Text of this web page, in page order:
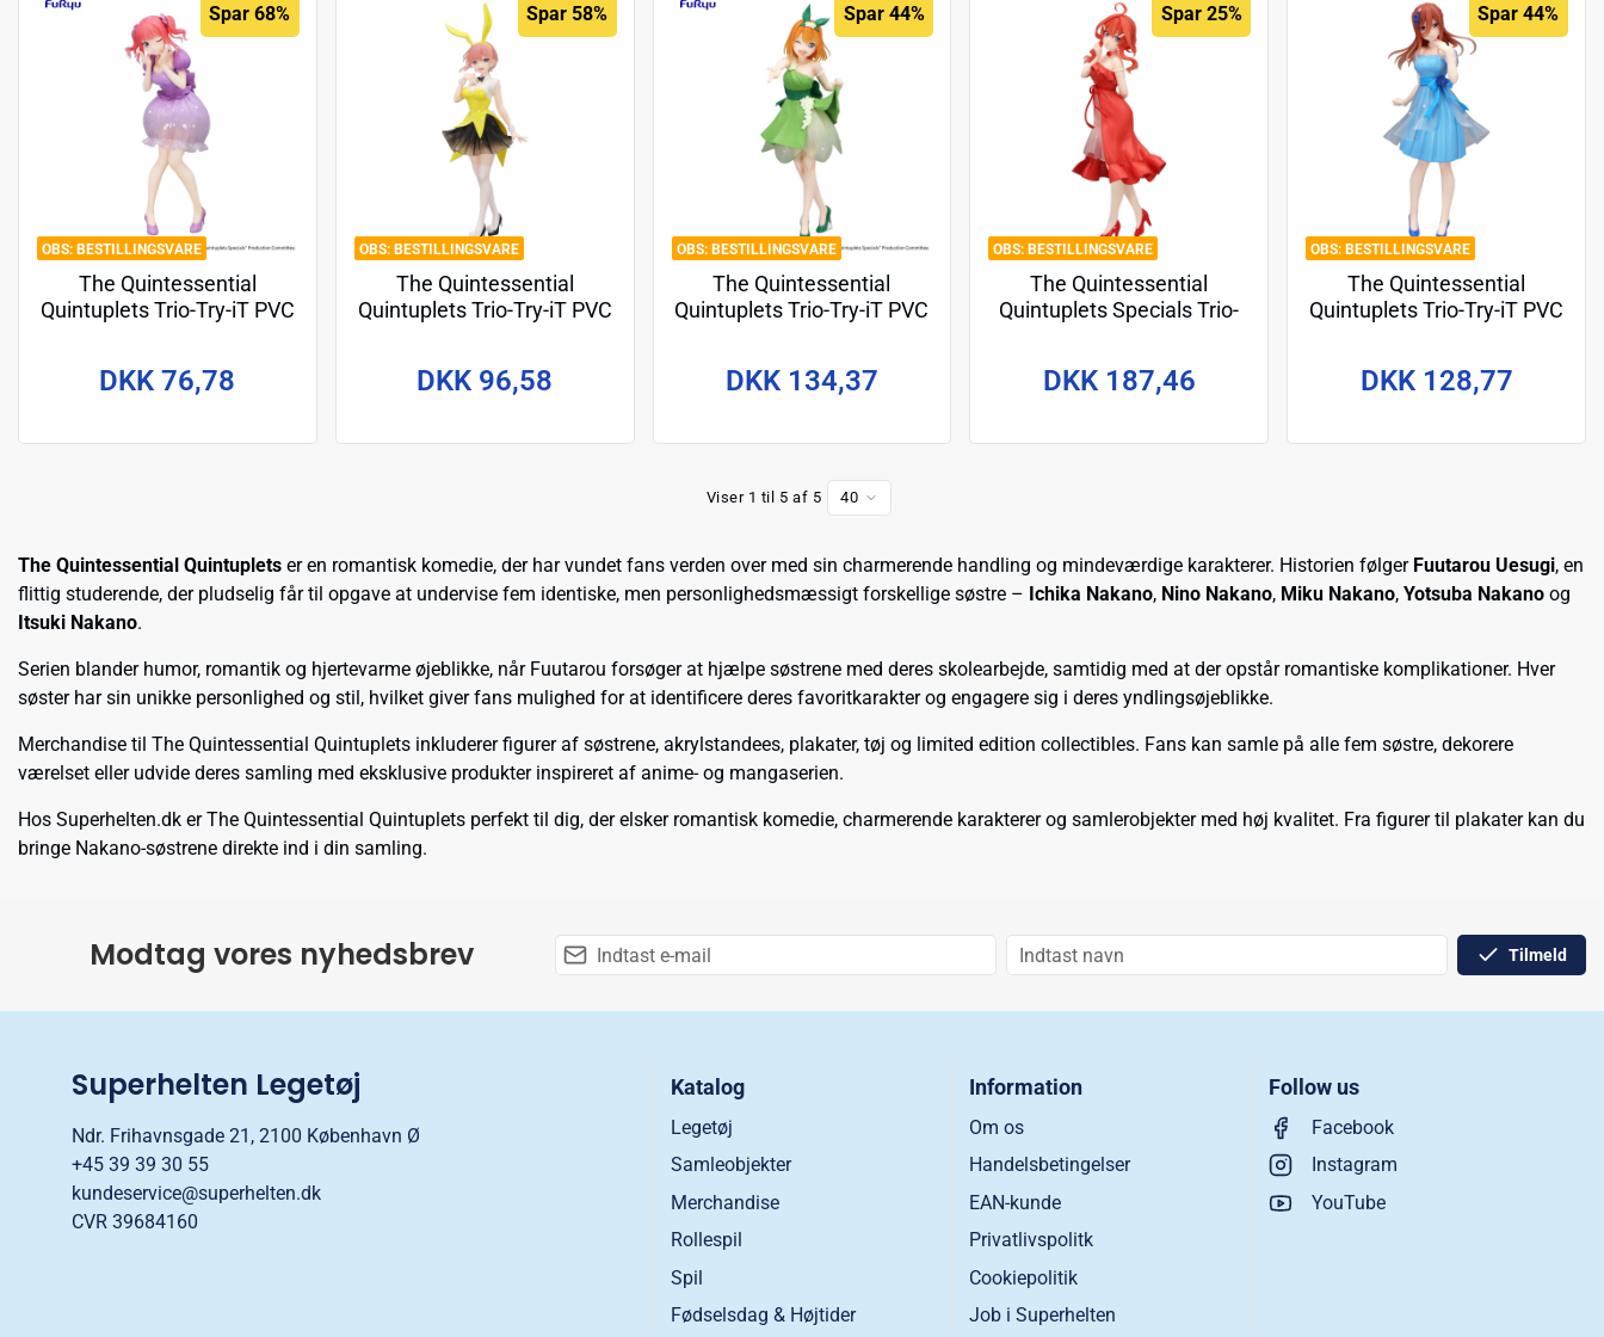
BESTILLINGSVARE
Spar 68%
The Quintessential
Quintuplets Trio-Try-iT PVC
DKK 76,78
BESTILLINGSVARE
Spar 58%
The Quintessential
Quintuplets Trio-Try-iT PVC
24 cm
DKK 96,58
BESTILLINGSVARE
Spar 44%
The Quintessential
Quintuplets Trio-Try-iT PVC
DKK 134,37
BESTILLINGSVARE
Spar 25%
The Quintessential
Quintuplets Specials Trio-
22 cm
DKK 187,46
BESTILLINGSVARE
Spar 44%
The Quintessential
Quintuplets Trio-Try-iT PVC
DKK 128,77
Viser 1 til 5 af 5 40
The Quintessential Quintuplets er en romantisk komedie, der har vundet fans verden over med sin charmerende handling og mindeværdige karakterer. Historien følger Fuutarou Uesugi, en
flittig studerende, der pludselig får til opgave at undervise fem identiske, men personlighedsmæssigt forskellige søstre – Ichika Nakano, Nino Nakano, Miku Nakano, Yotsuba Nakano og
Itsuki Nakano.
Serien blander humor, romantik og hjertevarme øjeblikke, når Fuutarou forsøger at hjælpe søstrene med deres skolearbejde, samtidig med at der opstår romantiske komplikationer. Hver
søster har sin unikke personlighed og stil, hvilket giver fans mulighed for at identificere deres favoritkarakter og engagere sig i deres yndlingsøjeblikke.
Merchandise til The Quintessential Quintuplets inkluderer figurer af søstrene, akrylstandees, plakater, tøj og limited edition collectibles. Fans kan samle på alle fem søstre, dekorere
værelset eller udvide deres samling med eksklusive produkter inspireret af anime- og mangaserien.
Hos Superhelten.dk er The Quintessential Quintuplets perfekt til dig, der elsker romantisk komedie, charmerende karakterer og samlerobjekter med høj kvalitet. Fra figurer til plakater kan du
bringe Nakano-søstrene direkte ind i din samling.
Modtag vores nyhedsbrev Tilmeld
Superhelten Legetøj
Ndr. Frihavnsgade 21, 2100 København Ø
+45 39 39 30 55
kundeservice@superhelten.dk
CVR 39684160
Katalog
Legetøj
Samleobjekter
Merchandise
Rollespil
Spil
Fødselsdag & Højtider
Information
Om os
Handelsbetingelser
EAN-kunde
Privatlivspolitk
Cookiepolitik
Job i Superhelten
Follow us
Facebook
Instagram
YouTube